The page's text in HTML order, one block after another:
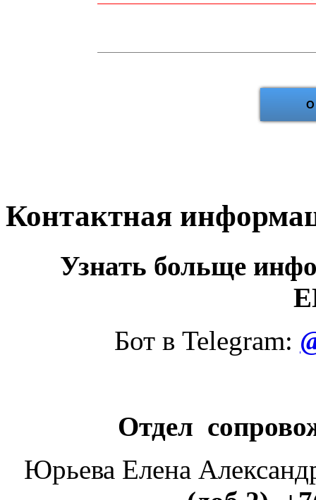
Контактная
Узнать больще
Бот в Telegram:
Отдел
Юрьева Елена